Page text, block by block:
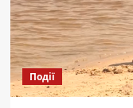
Події